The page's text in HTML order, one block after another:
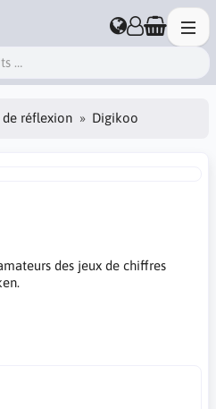
de réflexion Digikoo
des jeux de chiffres